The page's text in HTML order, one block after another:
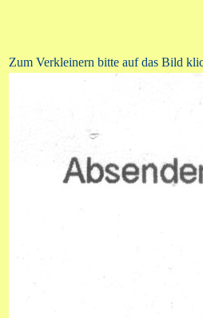
Zum Verkleinern bitte auf das Bild